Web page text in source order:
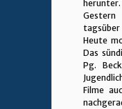
Heute
Das
Pg.
Filme